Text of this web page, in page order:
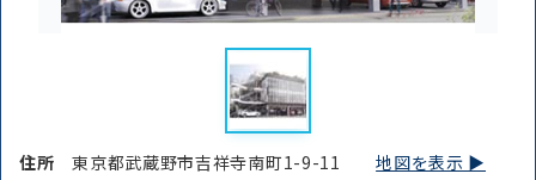
住所東京都武蔵野市吉祥寺南町1-9-11地図を表示 ▶︎